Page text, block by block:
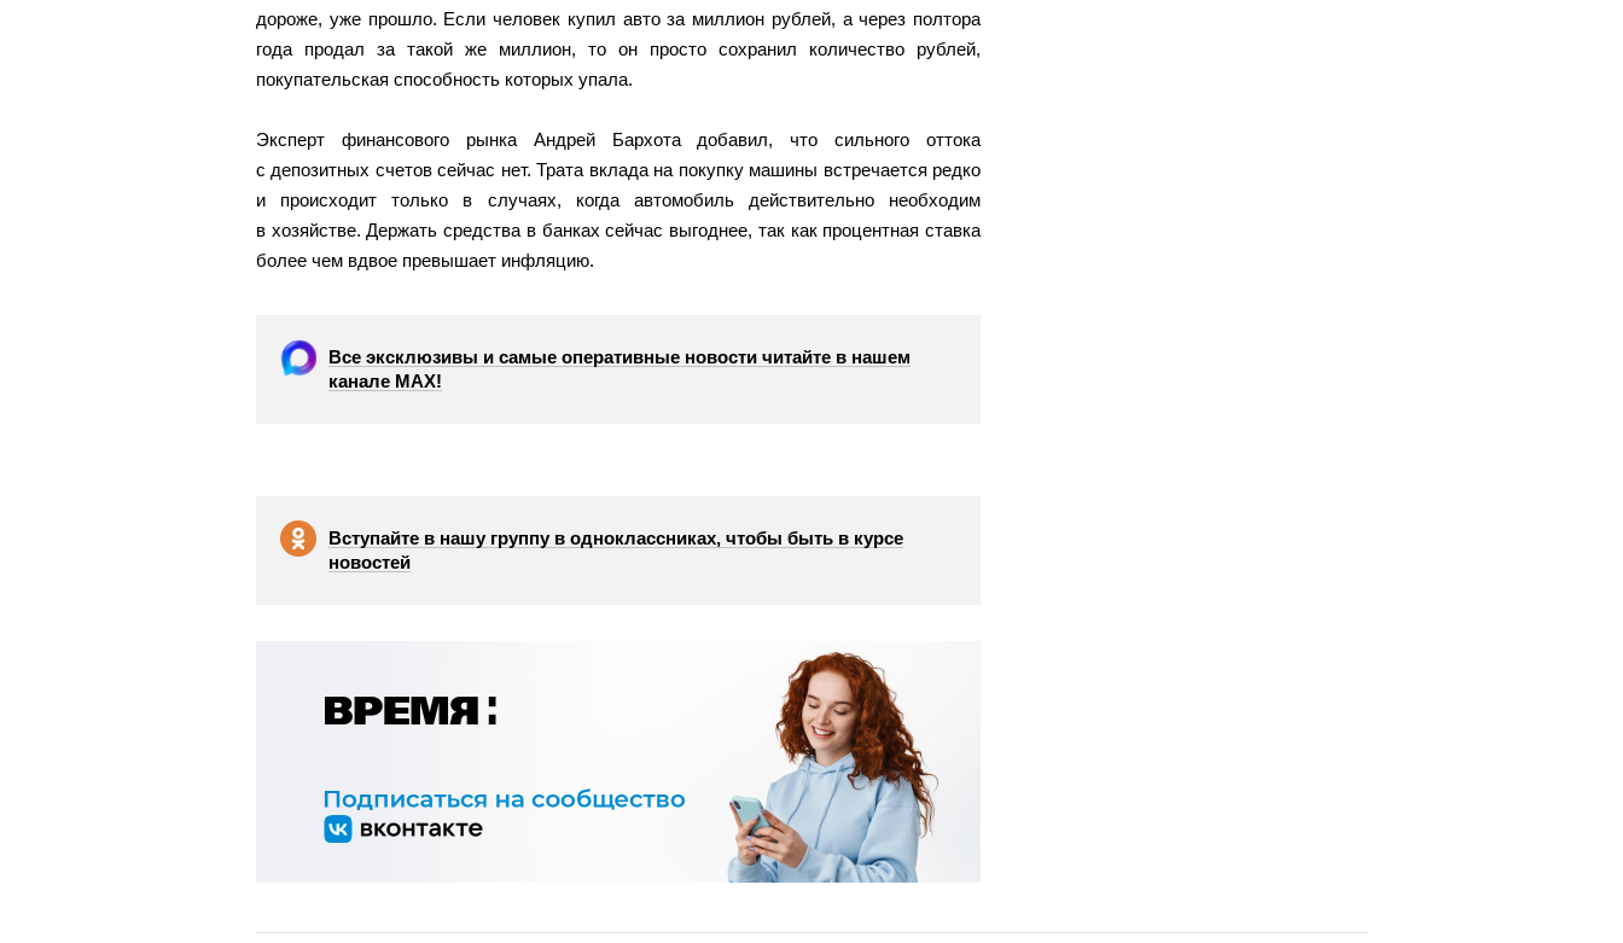
дороже, уже прошло. Если человек купил авто за миллион рублей, а через полтора
года продал за такой же миллион, то он просто сохранил количество рублей,
покупательская способность которых упала.
Эксперт финансового рынка Андрей Бархота добавил, что сильного оттока
с депозитных счетов сейчас нет. Трата вклада на покупку машины встречается редко
и происходит только в случаях, когда автомобиль действительно необходим
в хозяйстве. Держать средства в банках сейчас выгоднее, так как процентная ставка
более чем вдвое превышает инфляцию.
Все эксклюзивы и самые оперативные новости читайте в нашем
канале МАХ!
Вступайте в нашу группу в одноклассниках, чтобы быть в курсе
новостей